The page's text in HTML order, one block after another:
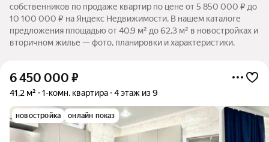
собственников по продаже квартир по цене от 5 850 000 ₽ до
10 100 000 ₽ на Яндекс Недвижимости. В нашем каталоге
предложения площадью от 40,9 м² до 62,3 м² в новостройках и
вторичном жилье — фото, планировки и характеристики.
6 450 000 ₽
41,2 м² 1-комн. квартира 4 этаж из 9
новостройка онлайн показ